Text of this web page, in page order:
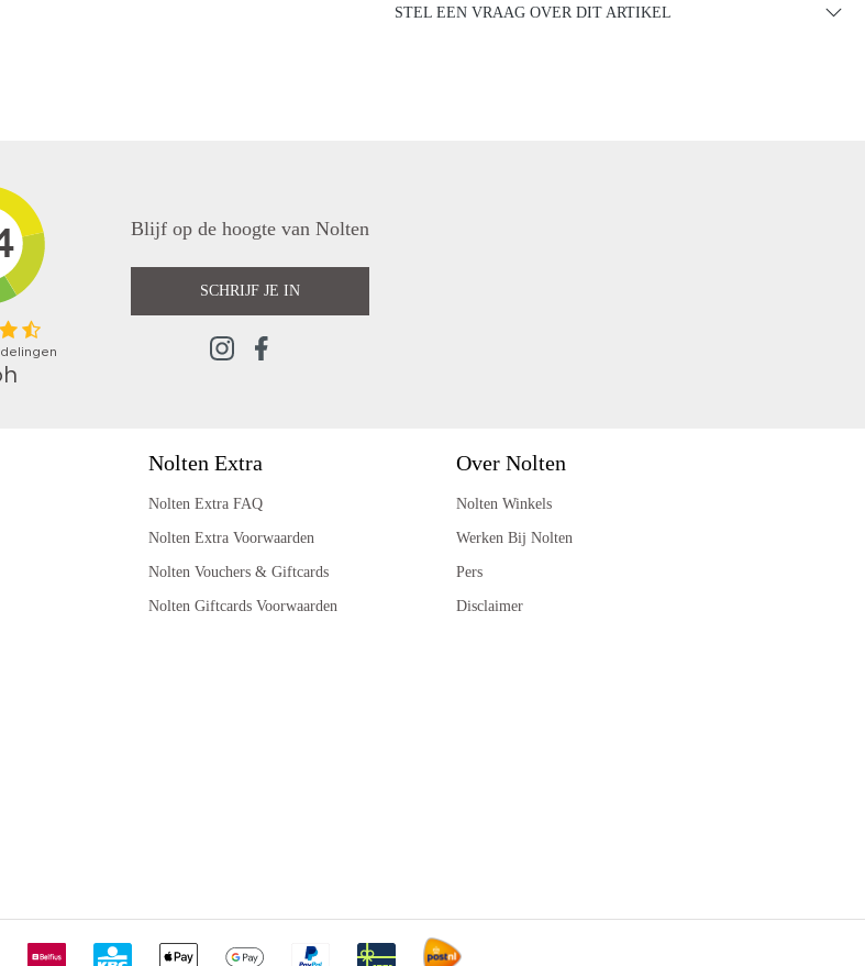
STEL EEN VRAAG OVER DIT ARTIKEL
Blijf op de hoogte van Nolten
SCHRIJF JE IN
Nolten Extra
Nolten Extra FAQ
Nolten Extra Voorwaarden
Nolten Vouchers & Giftcards
Nolten Giftcards Voorwaarden
Over Nolten
Nolten Winkels
Werken Bij Nolten
Pers
Disclaimer